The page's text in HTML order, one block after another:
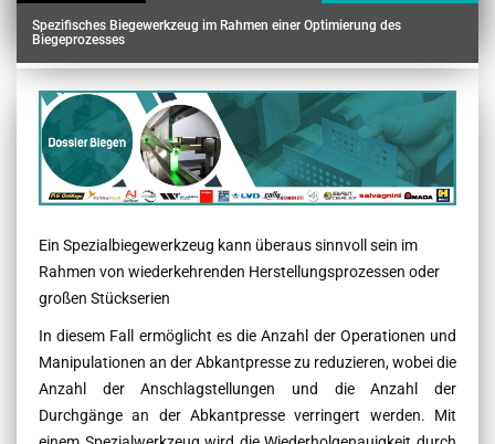
Spezifisches Biegewerkzeug im Rahmen einer Optimierung des
Biegeprozesses
Contenu
Ein Spezialbiegewerkzeug kann überaus sinnvoll sein im
Rahmen von wiederkehrenden Herstellungsprozessen oder
großen Stückserien
In diesem Fall ermöglicht es die Anzahl der Operationen und
Manipulationen an der Abkantpresse zu reduzieren, wobei die
Anzahl der Anschlagstellungen und die Anzahl der
Durchgänge an der Abkantpresse verringert werden. Mit